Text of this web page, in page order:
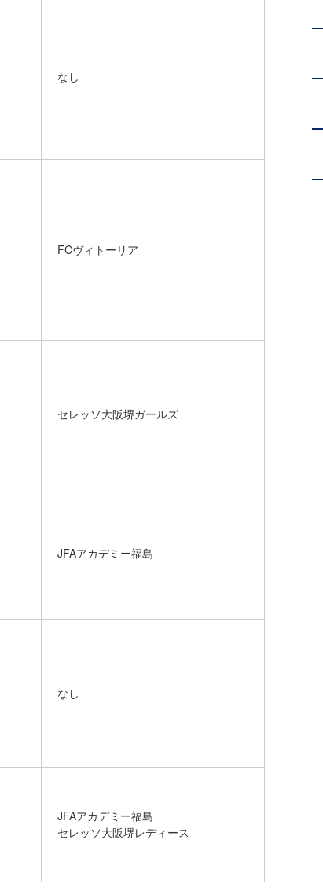
なし
FCヴィトーリア
セレッソ大阪堺ガールズ
JFAアカデミー福島
なし
JFAアカデミー福島
セレッソ大阪堺レディース